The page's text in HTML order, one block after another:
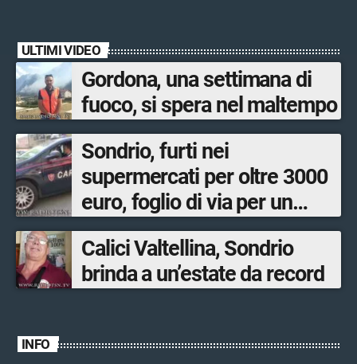
ULTIMI VIDEO
Gordona, una settimana di
fuoco, si spera nel maltempo
Sondrio, furti nei
supermercati per oltre 3000
euro, foglio di via per un
ventinovenne
Calici Valtellina, Sondrio
brinda a un’estate da record
INFO